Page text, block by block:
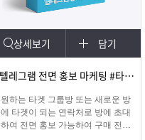
상세보기 담기
#텔레그램 전면 홍보 마케팅 #타겟팅 회원 유입
원하는 타겟 그룹방 또는 새로운 방
에 타겟이 되는 연락처로 방에 초대
하여 전면 홍보 가능하여 구매 전환